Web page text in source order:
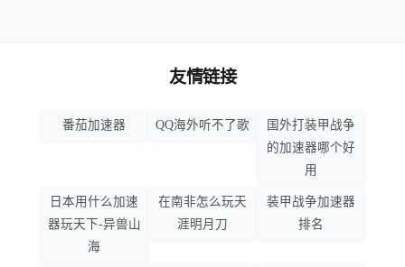
友情链接
番茄加速器 QQ海外听不了歌
国外打装甲战争
的加速器哪个好
用
日本用什么加速
器玩天下-异兽山
海
在南非怎么玩天
涯明月刀
装甲战争加速器
排名